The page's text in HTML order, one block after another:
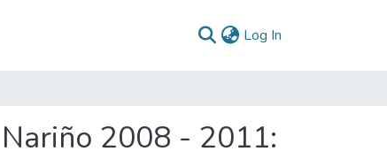
Log In
2008 - 2011: